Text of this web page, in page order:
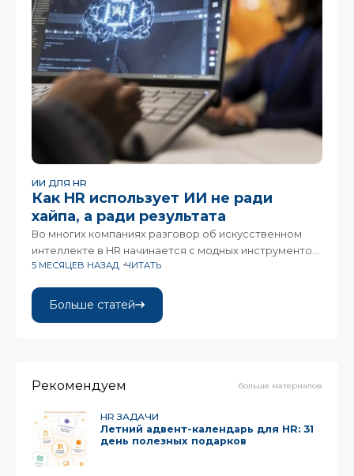
ИИ ДЛЯ HR
Как HR использует ИИ не ради
хайпа, а ради результата
Во многих компаниях разговор об искусственном
интеллекте в HR начинается с модных инструментов
и заканчивается разочарованием. Слишком сложно,
Но есть и другой сценарий
5 МЕСЯЦЕВ НАЗАД ЧИТАТЬ
Больше статей
Рекомендуем больше материалов
HR ЗАДАЧИ
Летний адвент-календарь для HR: 31
день полезных подарков